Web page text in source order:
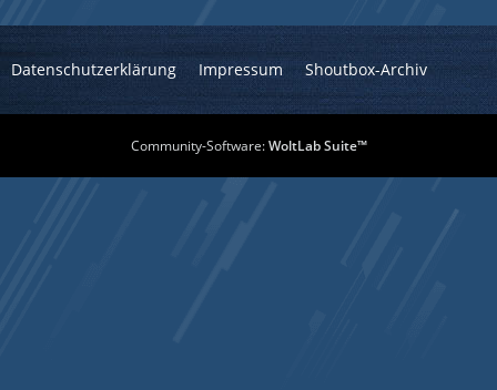
Datenschutzerklärung Impressum Shoutbox-Archiv
Community-Software:WoltLab Suite™